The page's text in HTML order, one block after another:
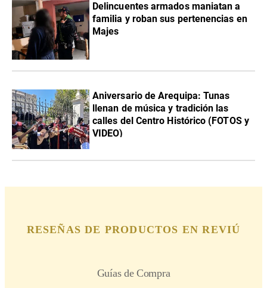
Delincuentes armados maniatan a
familia y roban sus pertenencias en
Majes
Aniversario de Arequipa: Tunas
llenan de música y tradición las
calles del Centro Histórico (FOTOS y
VIDEO)